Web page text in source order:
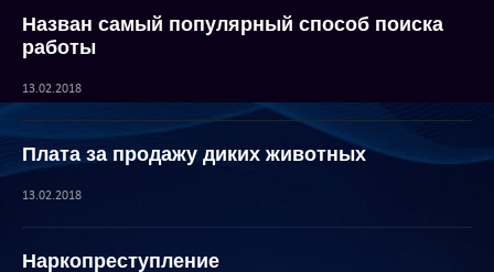
Назван самый популярный способ поиска
работы
13.02.2018
Плата за продажу диких животных
13.02.2018
Наркопреступление